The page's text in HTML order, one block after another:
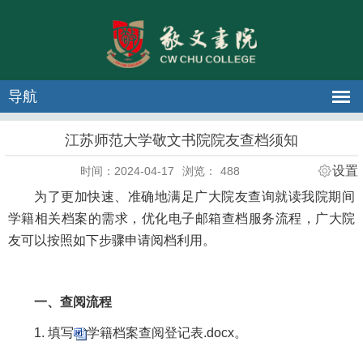
导航
江苏师范大学敬文书院院友查档须知
时间：2024-04-17 浏览： 488
设置
为了更加快速、准确地满足广大院友查询就读我院期间
学籍相关档案的需求，优化电子邮箱查档服务流程，广大院
友可以按照如下步骤申请阅档利用。
一、查阅流程
1. 填写 学籍档案查阅登记表.docx。